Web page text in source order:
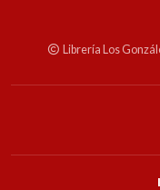
Librería Los